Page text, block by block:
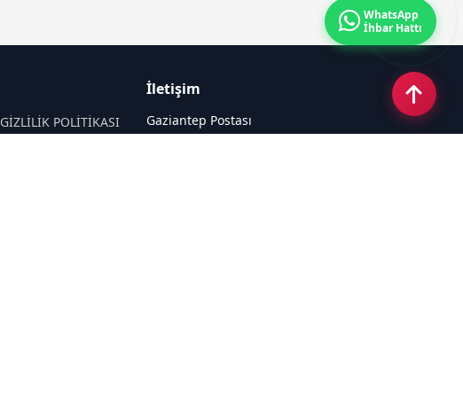
GİZLİLİK POLİTİKASI
İletişim
Gaziantep Postası
WhatsApp
İhbar Hattı